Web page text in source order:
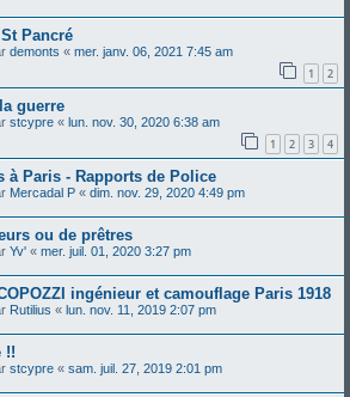
Pancré
demonts « mer. janv. 06, 2021 7:45 am
1 2
guerre
stcypre « lun. nov. 30, 2020 6:38 am
1 2 3 4
à Paris - Rapports de Police
Mercadal P « dim. nov. 29, 2020 4:49 pm
ou de prêtres
Yv' « mer. juil. 01, 2020 3:27 pm
ingénieur et camouflage Paris 1918
Rutilius « lun. nov. 11, 2019 2:07 pm
!!
stcypre « sam. juil. 27, 2019 2:01 pm